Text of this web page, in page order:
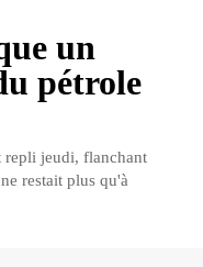
un
pétrole
repli jeudi, flanchant
restait plus qu'à